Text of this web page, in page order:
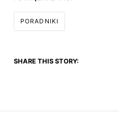
PORADNIKI
SHARE THIS STORY: